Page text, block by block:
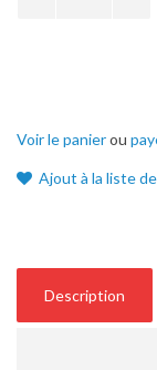
Voir le panierou
Ajout à la liste
Description